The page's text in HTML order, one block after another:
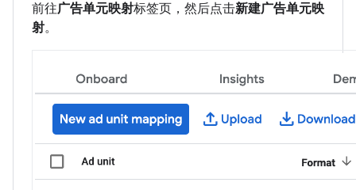
前往广告单元映射标签页，然后点击新建广告单元映
射。